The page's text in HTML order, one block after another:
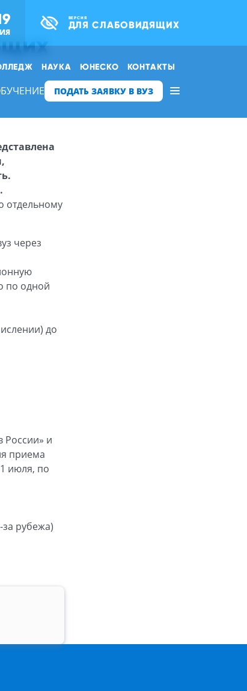
ВЕРСИЯ
ДЛЯ СЛАБОВИДЯЩИХ
НАУКА ЮНЕСКО КОНТАКТЫ
ПОДАТЬ ЗАЯВКУ В ВУЗ
отдельному
через
по одной
до
России» и
приема
июля, по
за рубежа)